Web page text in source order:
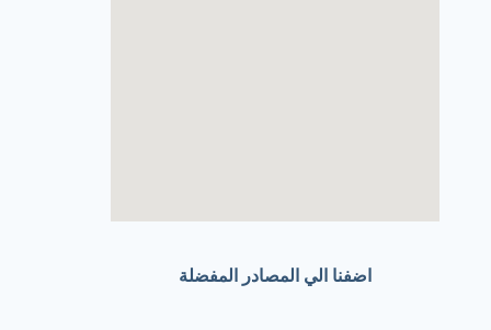
اضفنا الي المصادر المفضلة